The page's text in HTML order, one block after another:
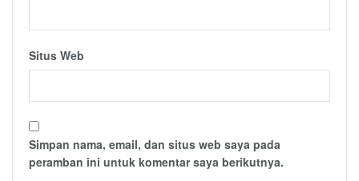
Situs Web
Simpan nama, email, dan situs web saya pada
peramban ini untuk komentar saya berikutnya.